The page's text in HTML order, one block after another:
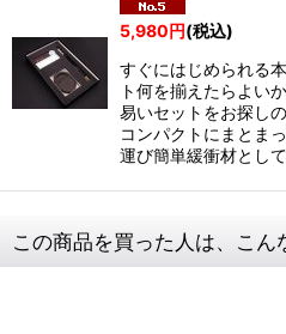
5,980円(税込)
すぐにはじめられる
ト何を揃えたらよい
易いセットをお探し
コンパクトにまとま
運び簡単緩衝材とし
この商品を買った人は、こん